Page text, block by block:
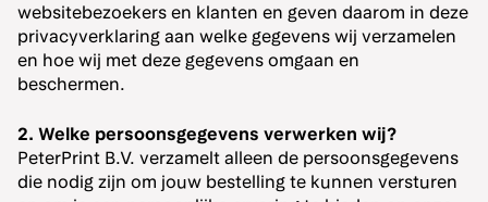
websitebezoekers en klanten en geven daarom in deze
privacyverklaring aan welke gegevens wij verzamelen
en hoe wij met deze gegevens omgaan en
beschermen.
2. Welke persoonsgegevens verwerken wij?
PeterPrint B.V. verzamelt alleen de persoonsgegevens
die nodig zijn om jouw bestelling te kunnen versturen